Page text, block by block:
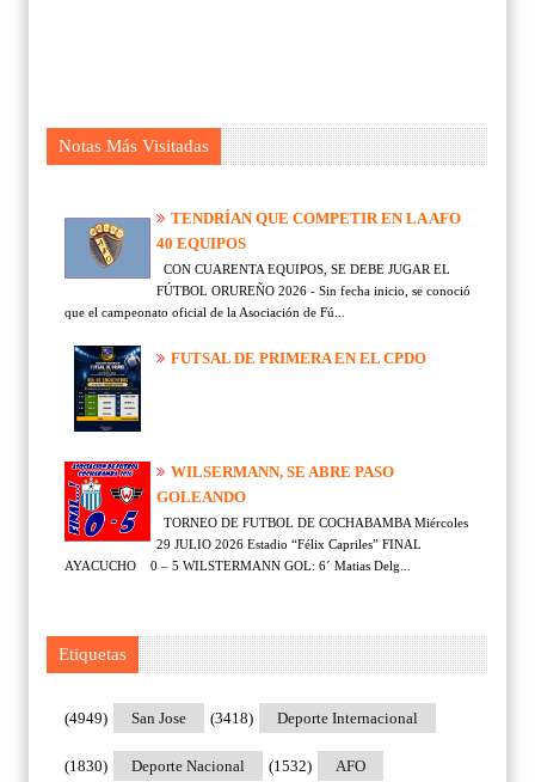
Notas Más Visitadas
TENDRÍAN QUE COMPETIR EN LA AFO
40 EQUIPOS
CON CUARENTA EQUIPOS, SE DEBE JUGAR EL
FÚTBOL ORUREÑO 2026 - Sin fecha inicio, se conoció
que el campeonato oficial de la Asociación de Fú...
FUTSAL DE PRIMERA EN EL CPDO
WILSERMANN, SE ABRE PASO
GOLEANDO
TORNEO DE FUTBOL DE COCHABAMBA Miércoles
29 JULIO 2026 Estadio “Félix Capriles” FINAL
AYACUCHO 0 – 5 WILSTERMANN GOL: 6´ Matias Delg...
Etiquetas
San Jose
(4949) Deporte Internacional
(3418)
Deporte Nacional
(1830) AFO
(1532)